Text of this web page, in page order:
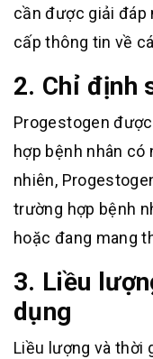
cần được giải
cấp thông tin về
2. Chỉ định
Progestogen
hợp bệnh nhân có
nhiên,
trường hợp bệnh
hoặc đang mang
3. Liều
dụng
Liều lượng và thời